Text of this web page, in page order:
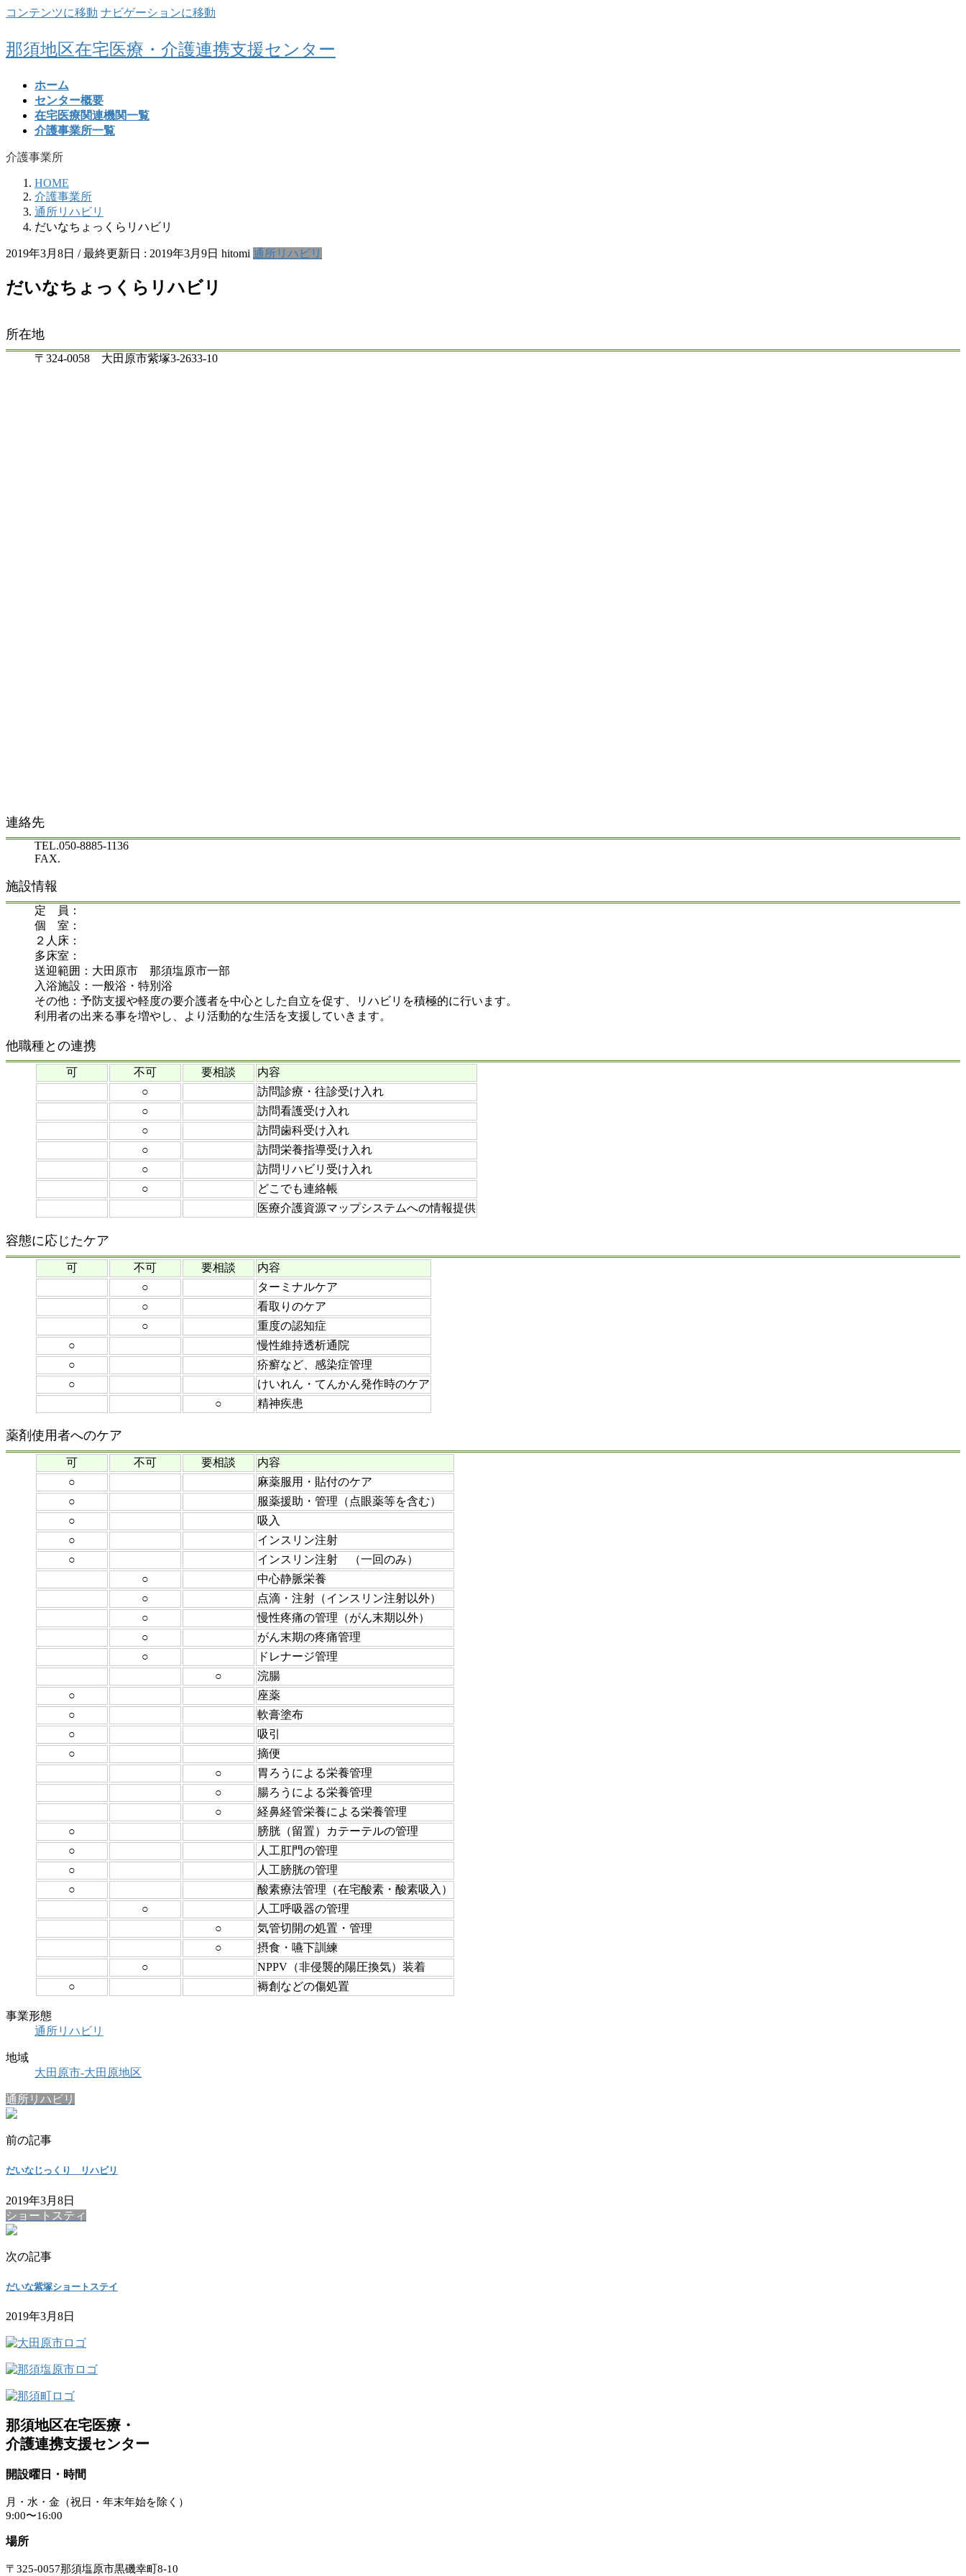
コンテンツに移動 ナビゲーションに移動
那須地区在宅医療・介護連携支援センター
ホーム
センター概要
在宅医療関連機関一覧
介護事業所一覧
介護事業所
HOME
介護事業所
通所リハビリ
だいなちょっくらリハビリ
2019年3月8日 / 最終更新日 : 2019年3月9日 hitomi 通所リハビリ
だいなちょっくらリハビリ
所在地
〒324-0058 大田原市紫塚3-2633-10
連絡先
TEL.050-8885-1136
FAX.
施設情報
定 員：
個 室：
２人床：
多床室：
送迎範囲：大田原市 那須塩原市一部
入浴施設：一般浴・特別浴
その他：予防支援や軽度の要介護者を中心とした自立を促す、リハビリを積極的に行います。
利用者の出来る事を増やし、より活動的な生活を支援していきます。
他職種との連携
可 不可 要相談
内容
○
訪問診療・往診受け入れ
○
訪問看護受け入れ
○
訪問歯科受け入れ
○
訪問栄養指導受け入れ
○
訪問リハビリ受け入れ
○
どこでも連絡帳
医療介護資源マップシステムへの情報提供
容態に応じたケア
可 不可 要相談
内容
○
ターミナルケア
○
看取りのケア
○
重度の認知症
○
慢性維持透析通院
○
疥癬など、感染症管理
○
けいれん・てんかん発作時のケア
○
精神疾患
薬剤使用者へのケア
可 不可 要相談
内容
○
麻薬服用・貼付のケア
○
服薬援助・管理（点眼薬等を含む）
○
吸入
○
インスリン注射
○
インスリン注射 （一回のみ）
○
中心静脈栄養
○
点滴・注射（インスリン注射以外）
○
慢性疼痛の管理（がん末期以外）
○
がん末期の疼痛管理
○
ドレナージ管理
○
浣腸
○
座薬
○
軟膏塗布
○
吸引
○
摘便
○
胃ろうによる栄養管理
○
腸ろうによる栄養管理
○
経鼻経管栄養による栄養管理
○
膀胱（留置）カテーテルの管理
○
人工肛門の管理
○
人工膀胱の管理
○
酸素療法管理（在宅酸素・酸素吸入）
○
人工呼吸器の管理
○
気管切開の処置・管理
○
摂食・嚥下訓練
○
NPPV（非侵襲的陽圧換気）装着
○
褥創などの傷処置
事業形態
通所リハビリ
地域
大田原市-大田原地区
通所リハビリ
前の記事
だいなじっくり リハビリ
2019年3月8日
ショートスティ
次の記事
だいな紫塚ショートステイ
2019年3月8日
那須地区在宅医療・
介護連携支援センター
開設曜日・時間
月・水・金（祝日・年末年始を除く）
9:00〜16:00
場所
〒325-0057那須塩原市黒磯幸町8-10